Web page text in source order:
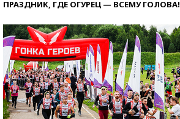
ПРАЗДНИК, ГДЕ ОГУРЕЦ — ВСЕМУ ГОЛОВА!